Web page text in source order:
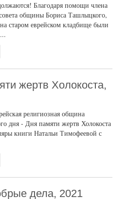
Благодаря помощи члена
общины Бориса Ташлыцкого,
старом еврейском кладбище были
жертв Холокоста,
религиозная община
дня - Дня памяти жертв Холокоста
книги Натальи Тимофеевой с
дела, 2021